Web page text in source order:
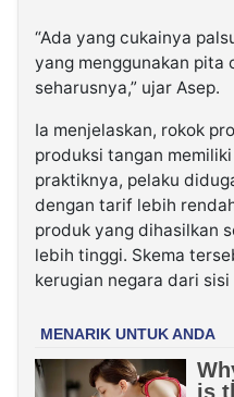
“Ada yang cukainya
yang menggunakan pita
seharusnya,” ujar Asep.
Ia menjelaskan, rokok
produksi tangan
praktiknya, pelaku
dengan tarif lebih
produk yang dihasilkan
lebih tinggi. Skema
kerugian negara dari